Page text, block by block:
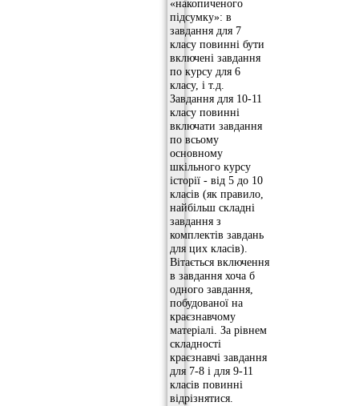
«накопиченого
підсумку»: в
завдання для 7
класу повинні бути
включені завдання
по курсу для 6
класу, і т.д.
Завдання для 10-11
класу повинні
включати завдання
по всьому
основному
шкільного курсу
історії - від 5 до 10
класів (як правило,
найбільш складні
завдання з
комплектів завдань
для цих класів).
Вітається включення
в завдання хоча б
одного завдання,
побудованої на
краєзнавчому
матеріалі. За рівнем
складності
краєзнавчі завдання
для 7-8 і для 9-11
класів повинні
відрізнятися.